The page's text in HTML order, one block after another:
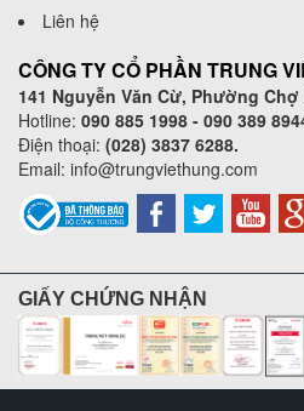
Liên hệ
CÔNG TY CỔ PHẦN TRUNG
141 Nguyễn Văn Cừ, Phường Chợ
Hotline: 090 885 1998 - 090 389
Điện thoại: (028) 3837 6288.
Email: info@trungviethung.com
GIẤY CHỨNG NHẬN